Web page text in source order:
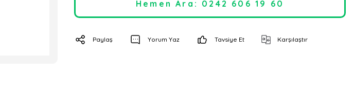
Hemen Ara: 0242 606 19 60
Paylaş Yorum Yaz Tavsiye Et Karşılaştır